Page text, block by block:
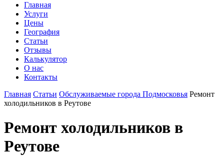
Главная
Услуги
Цены
География
Статьи
Отзывы
Калькулятор
О нас
Контакты
Главная Статьи Обслуживаемые города Подмосковья Ремонт
холодильников в Реутове
Ремонт холодильников в
Реутове